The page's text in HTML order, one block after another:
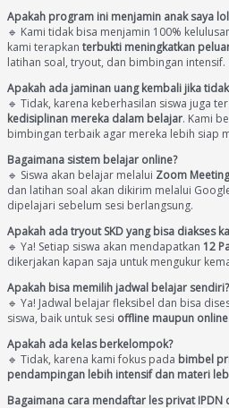
Apakah program ini menjamin anak saya
🔹 Kami tidak bisa menjamin 100%
kami terapkan terbukti meningkatkan
latihan soal, tryout, dan bimbingan intensif.
Apakah ada jaminan uang kembali jika
🔹 Tidak, karena keberhasilan siswa juga
kedisiplinan mereka dalam belajar. Kami
bimbingan terbaik agar mereka lebih siap
Bagaimana sistem belajar online?
🔹 Siswa akan belajar melalui Zoom Meeting
dan latihan soal akan dikirim melalui
dipelajari sebelum sesi berlangsung.
Apakah ada tryout SKD yang bisa diakses
🔹 Ya! Setiap siswa akan mendapatkan 12
dikerjakan kapan saja untuk mengukur
Apakah bisa memilih jadwal belajar sendiri?
🔹 Ya! Jadwal belajar fleksibel dan bisa
siswa, baik untuk sesi offline maupun online
Apakah ada kelas berkelompok?
🔹 Tidak, karena kami fokus pada bimbel
pendampingan lebih intensif dan materi
Bagaimana cara mendaftar les privat IPDN